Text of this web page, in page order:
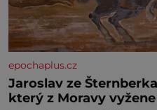
epochaplus.cz
Jaroslav ze
který z Moravy